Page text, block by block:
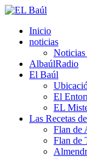
Inicio
noticias
AlbaúlRadio
El Baúl
El
EL
Las Recetas
Flan de
Flan de